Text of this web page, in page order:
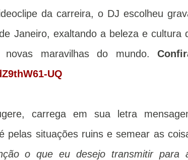
da carreira, o DJ escolheu
Janeiro, exaltando a beleza e cultura
maravilhas do mundo.
UQ
carrega em sua letra
pelas situações ruins e semear as
o que eu desejo transmitir para